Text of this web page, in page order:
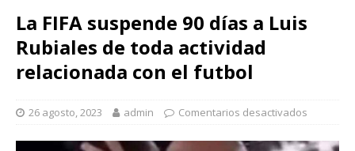
La FIFA suspende 90 días a Luis
Rubiales de toda actividad
relacionada con el futbol
26 agosto, 2023 admin Comentarios desactivados